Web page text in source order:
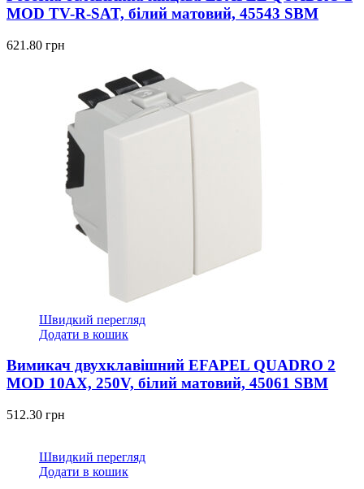
MOD TV-R-SAT, білий матовий, 45543 SBM
621.80 грн
Швидкий перегляд
Додати в кошик
Вимикач двухклавішний EFAPEL QUADRO 2
MOD 10АХ, 250V, білий матовий, 45061 SBM
512.30 грн
Швидкий перегляд
Додати в кошик